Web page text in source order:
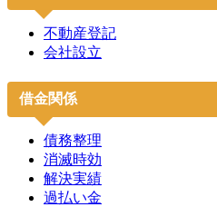
不動産登記
会社設立
借金関係
債務整理
消滅時効
解決実績
過払い金